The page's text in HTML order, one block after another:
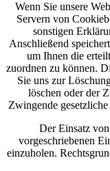
Wenn Sie unsere
Servern von
sonstigen
Anschließend
um Ihnen die
zuordnen zu können.
Sie uns zur
löschen oder der
Zwingende
Der Einsatz
vorgeschriebenen
einzuholen.